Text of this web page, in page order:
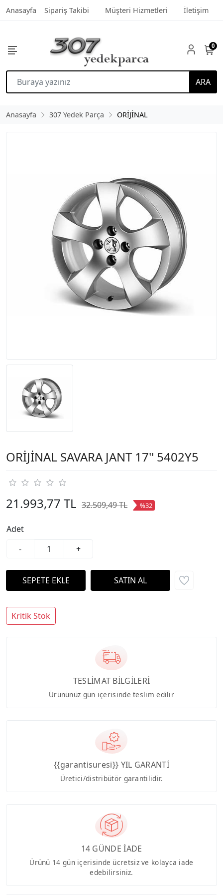
Anasayfa Sipariş Takibi Müşteri Hizmetleri İletişim
ARA
0
Anasayfa 307 Yedek Parça ORİJİNAL
ORİJİNAL SAVARA JANT 17'' 5402Y5
21.993,77 TL 32.509,49 TL %32
Adet
-
+
Kritik Stok
TESLİMAT BİLGİLERİ
Ürününüz gün içerisinde teslim edilir
{{garantisuresi}} YIL GARANTİ
Üretici/distribütör garantilidir.
14 GÜNDE İADE
Ürünü 14 gün içerisinde ücretsiz ve kolayca iade
edebilirsiniz.